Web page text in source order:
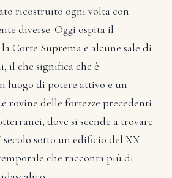
ricostruito ogni volta con
diverse. Oggi ospita il
Corte Suprema e alcune sale di
il che significa che è
luogo di potere attivo e un
rovine delle fortezze precedenti
dove si scende a trovare
sotto un edificio del XX —
che racconta più di